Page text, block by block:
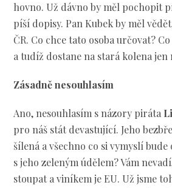
hovno. Už dávno by měl pochopit
píší dopisy. Pan Kubek by měl
ČR. Co chce tato osoba určovat?
a tudíž dostane na stará kolena
Zásadně nesouhlasím
Ano, nesouhlasím s názory piráta
pro náš stát devastující. Jeho
šílená a všechno co si vymyslí
s jeho zeleným údělem? Vám
stoupat a viníkem je EU. Už jsme